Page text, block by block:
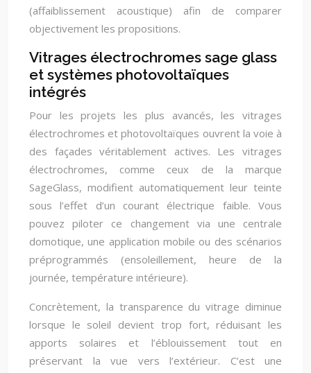
(affaiblissement acoustique) afin de comparer
objectivement les propositions.
Vitrages électrochromes sage glass
et systèmes photovoltaïques
intégrés
Pour les projets les plus avancés, les vitrages
électrochromes et photovoltaïques ouvrent la voie à
des façades véritablement actives. Les vitrages
électrochromes, comme ceux de la marque
SageGlass, modifient automatiquement leur teinte
sous l’effet d’un courant électrique faible. Vous
pouvez piloter ce changement via une centrale
domotique, une application mobile ou des scénarios
préprogrammés (ensoleillement, heure de la
journée, température intérieure).
Concrètement, la transparence du vitrage diminue
lorsque le soleil devient trop fort, réduisant les
apports solaires et l’éblouissement tout en
préservant la vue vers l’extérieur. C’est une